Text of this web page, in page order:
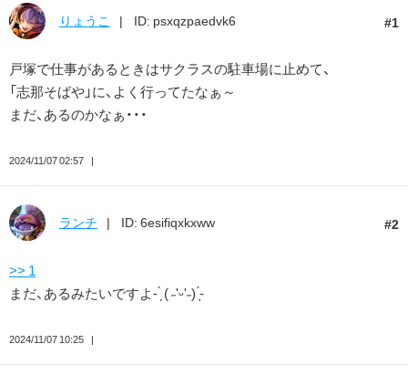
1
りょうこ ID: psxqzpaedvk6
戸塚で仕事があるときはサクラスの駐車場に止めて、
「志那そばや」に、よく行ってたなぁ～
まだ、あるのかなぁ・・・
2024/11/07 02:57
2
ランチ ID: 6esifiqxkxww
>> 1
まだ、あるみたいですよ- ̗̀ ( ˶'ᵕ'˶) ̖́-
2024/11/07 10:25